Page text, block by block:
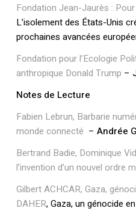
Fondation Jean-Jaurès :
L’isolement des États-Unis
prochaines avancées
Fondation pour l’Ecologie
anthropique Donald Trump –
Notes de Lecture
Fabien Lebrun, Barbarie
monde connecté – Andrée
Bertrand Badie, Dominique
l’invention d’un nouvel ordre
Gilbert ACHCAR, Gaza,
DAHER, Gaza, un génocide